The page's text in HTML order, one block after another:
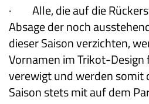
·
Alle, die auf die
Absage der noch
dieser Saison verzichten,
Vornamen im Trikot-Design
verewigt und werden
Saison stets mit auf dem